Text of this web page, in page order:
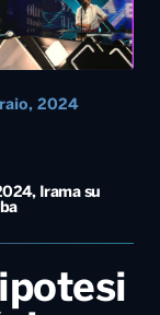
Irama su
2024